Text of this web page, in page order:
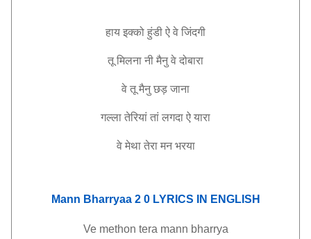
हाय इक्को हुंडी ऐ वे जिंदगी
तू मिलना नी मैनु वे दोबारा
वे तू मैनु छड़ जाना
गल्ला तेरियां तां लगदा ऐ यारा
वे मेथा तेरा मन भरया
Mann Bharryaa 2 0 LYRICS IN ENGLISH
Ve methon tera mann bharrya